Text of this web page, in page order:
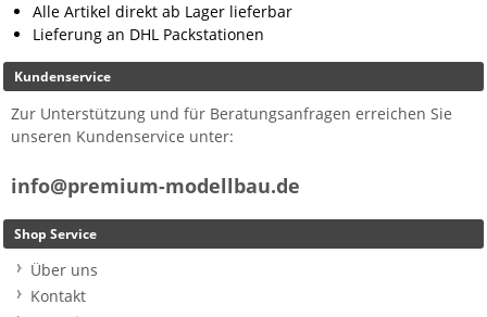
Alle Artikel direkt ab Lager lieferbar
Lieferung an DHL Packstationen
Kundenservice
Zur Unterstützung und für Beratungsanfragen erreichen Sie
unseren Kundenservice unter:
info@premium-modellbau.de
Shop Service
Über uns
Kontakt